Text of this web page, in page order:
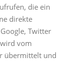
die ein
direkte
Twitter
vom
übermittelt und